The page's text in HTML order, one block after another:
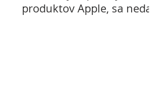
produktov Apple, sa nedarí